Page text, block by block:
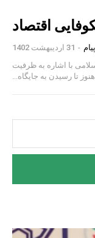
اقتصاد
- 31 اردیبهشت 1402
با اشاره به ظرفیت
تا رسیدن به جایگاه...